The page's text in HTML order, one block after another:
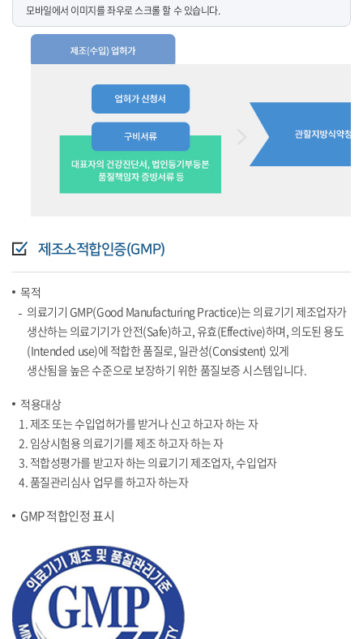
제조소적합인증(GMP)
목적
의료기기 GMP(Good Manufacturing Practice)는 의료기기 제조업자가
생산하는 의료기기가 안전(Safe)하고, 유효(Effective)하며, 의도된 용도
(Intended use)에 적합한 품질로, 일관성(Consistent) 있게
생산됨을 높은 수준으로 보장하기 위한 품질보증 시스템입니다.
적용대상
1. 제조 또는 수입업허가를 받거나 신고 하고자 하는 자
2. 임상시험용 의료기기를 제조 하고자 하는 자
3. 적합성평가를 받고자 하는 의료기기 제조업자, 수입업자
4. 품질관리심사 업무를 하고자 하는자
GMP 적합인정 표시